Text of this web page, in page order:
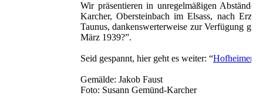
Wir präsentieren in unregelmäßigen
Karcher, Obersteinbach im Elsass, nach
Taunus, dankenswerterweise zur Verfügung
März 1939?”.
Seid gespannt, hier geht es weiter: “Hofheimer
Gemälde: Jakob Faust
Foto: Susann Gemünd-Karcher